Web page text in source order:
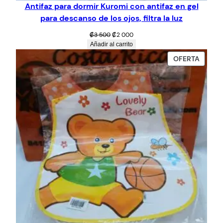
Antifaz para dormir Kuromi con antifaz en gel
para descanso de los ojos, filtra la luz
₡3 500El
precio
original
era:
₡3
500.
₡2 000El
actual
es:
₡2
000.
Añadir al carrito
OFERTA
EN